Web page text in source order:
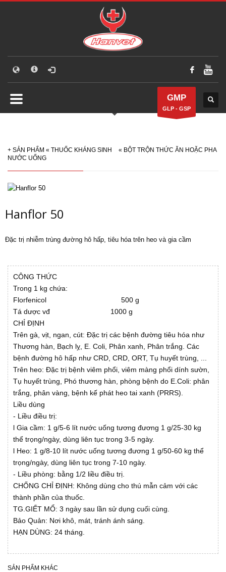
GMP
GLP - GSP
+ SẢN PHẨM « THUỐC KHÁNG SINH « BỘT TRỘN THỨC ĂN HOẶC PHA
NƯỚC UỐNG
Hanflor 50
Đặc trị nhiễm trùng đường hô hấp, tiêu hóa trên heo và gia cầm
CÔNG THỨC
Trong 1 kg chứa:
Florfenicol 500 g
Tá dược vđ 1000 g
CHỈ ĐỊNH
Trên gà, vịt, ngan, cút: Đặc trị các bệnh đường tiêu hóa như
Thương hàn, Bạch lỵ, E. Coli, Phân xanh, Phân trắng. Các
bệnh đường hô hấp như CRD, CRD, ORT, Tụ huyết trùng, ...
Trên heo: Đặc trị bệnh viêm phổi, viêm màng phổi dính sườn,
Tụ huyết trùng, Phó thương hàn, phòng bệnh do E.Coli: phân
trắng, phân vàng, bệnh kế phát heo tai xanh (PRRS).
Liều dùng
- Liều điều trị:
l Gia cầm: 1 g/5-6 lít nước uống tương đương 1 g/25-30 kg
thể trọng/ngày, dùng liên tục trong 3-5 ngày.
l Heo: 1 g/8-10 lít nước uống tương đương 1 g/50-60 kg thể
trọng/ngày, dùng liên tục trong 7-10 ngày.
- Liều phòng: bằng 1/2 liều điều trị.
CHỐNG CHỈ ĐỊNH: Không dùng cho thú mẫn cảm với các
thành phần của thuốc.
TG.GIẾT MỔ: 3 ngày sau lần sử dụng cuối cùng.
Bảo Quản: Nơi khô, mát, tránh ánh sáng.
HẠN DÙNG: 24 tháng.
SẢN PHẨM KHÁC